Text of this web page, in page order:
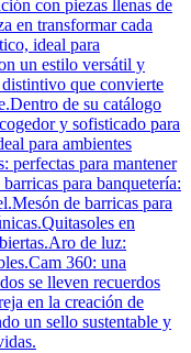
con piezas llenas de
en transformar cada
ideal para
un estilo versátil y
que convierte
de su catálogo
y sofisticado para
para ambientes
perfectas para mantener
para banquetería:
de barricas para
en
de luz:
360: una
se lleven recuerdos
en la creación de
un sello sustentable y